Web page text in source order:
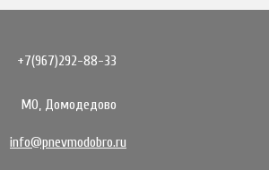
+7(967)292-88-33
МО, Домодедово
info@pnevmodobro.ru